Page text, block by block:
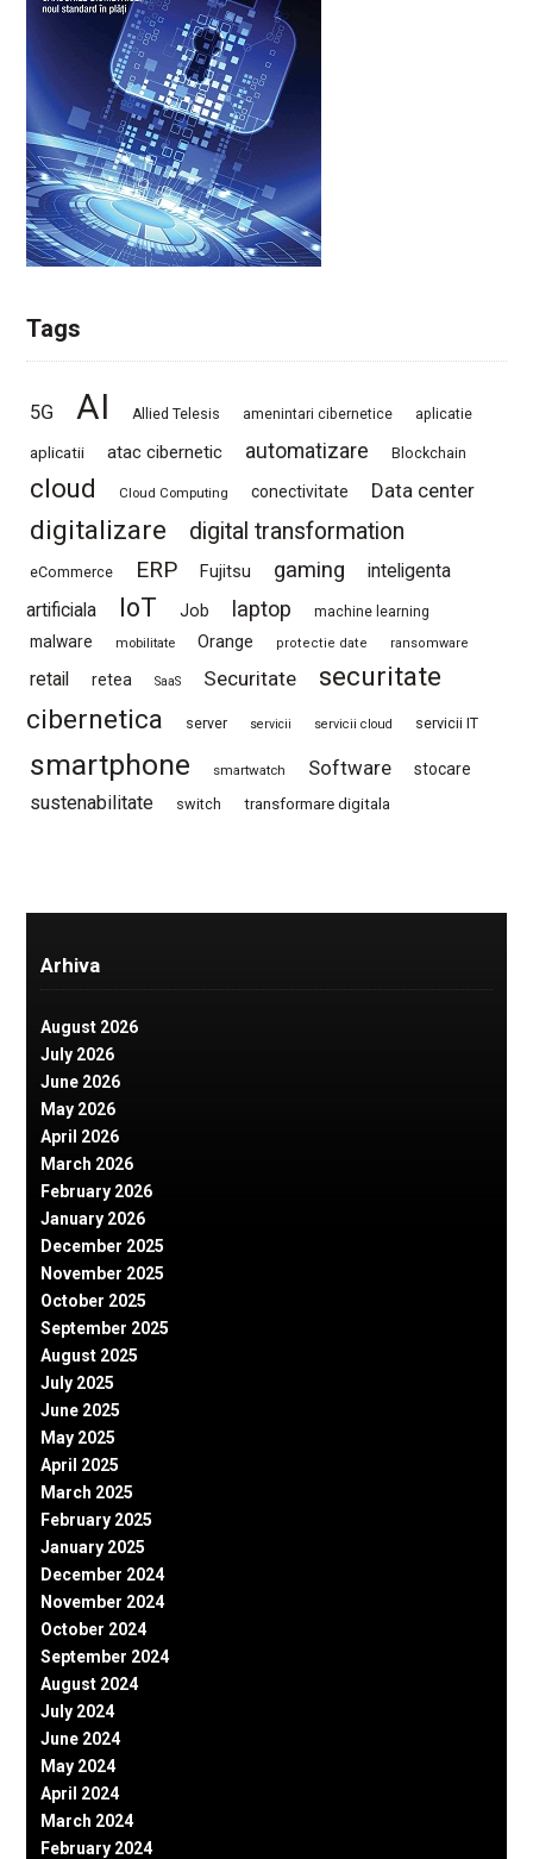
Tags
5G AI Allied Telesis amenintari cibernetice aplicatie
aplicatii atac cibernetic automatizare Blockchain
cloud Cloud Computing conectivitate Data center
digitalizare digital transformation
eCommerce ERP Fujitsu gaming
inteligenta
artificiala
IoT Job laptop machine learning
malware mobilitate Orange protectie date ransomware
retail retea SaaS Securitate
securitate
cibernetica
server servicii servicii cloud servicii IT
smartphone smartwatch Software stocare
sustenabilitate switch transformare digitala
Arhiva
August 2026
July 2026
June 2026
May 2026
April 2026
March 2026
February 2026
January 2026
December 2025
November 2025
October 2025
September 2025
August 2025
July 2025
June 2025
May 2025
April 2025
March 2025
February 2025
January 2025
December 2024
November 2024
October 2024
September 2024
August 2024
July 2024
June 2024
May 2024
April 2024
March 2024
February 2024